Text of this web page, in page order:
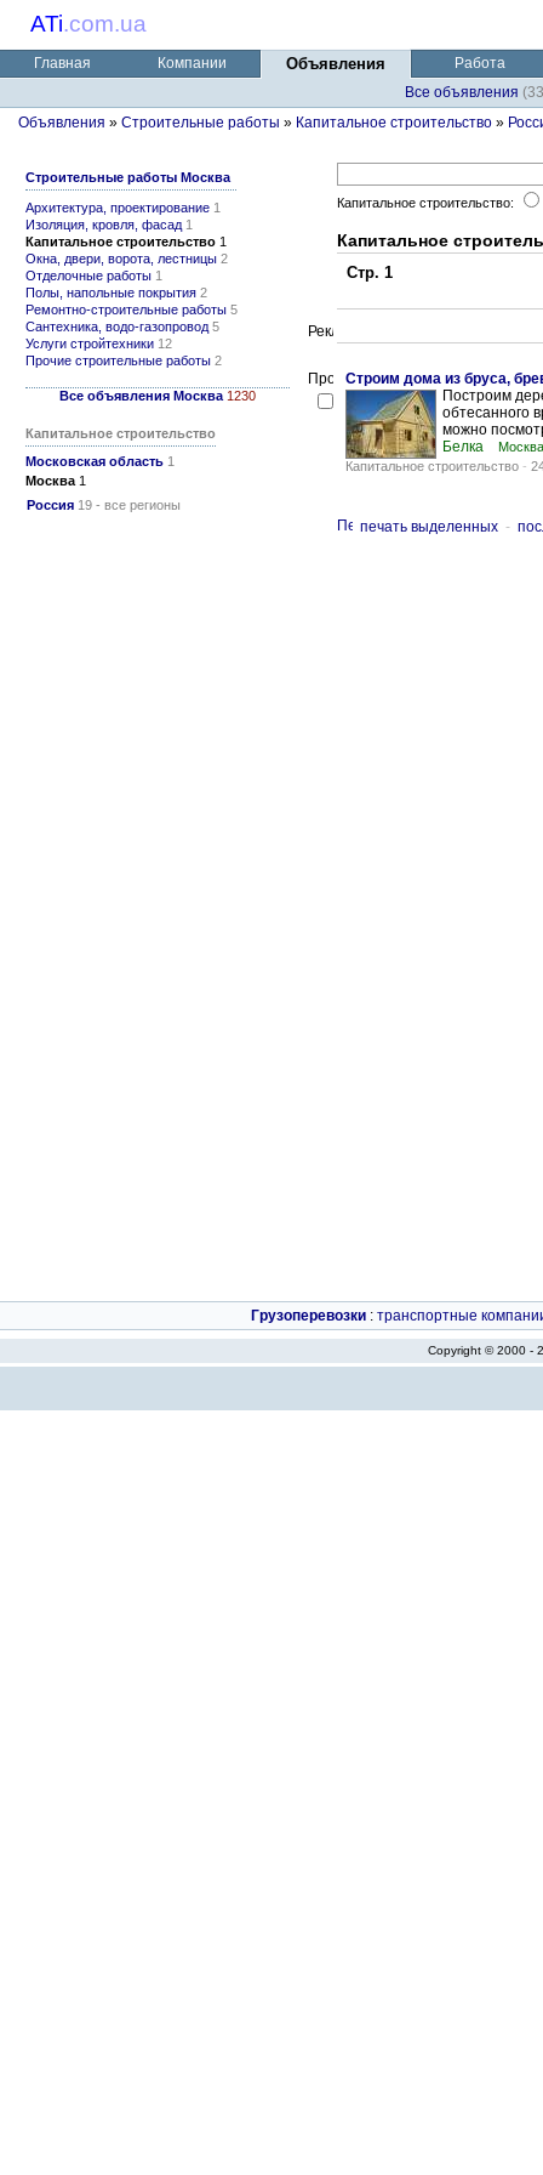
ATi.com.ua
Главная Компании Объявления
Работа
Все объявления
Объявления » Строительные работы » Капитальное строительство »
Строительные работы Москва
Архитектура, проектирование 1
Изоляция, кровля, фасад 1
Капитальное строительство 1
Окна, двери, ворота, лестницы 2
Отделочные работы 1
Полы, напольные покрытия 2
Ремонтно-строительные работы 5
Сантехника, водо-газопровод 5
Услуги стройтехники 12
Прочие строительные работы 2
Все объявления Москва 1230
Капитальное строительство
Московская область 1
Москва 1
Россия 19 - все регионы
Капитальное строительство:
Капитальное
Стр. 1
Строим дома из бруса,
Построим
обтесанного
можно
Белка
Москва
Капитальное строительство -
печать выделенных -
Грузоперевозки : транспортные
Copyright © 2000 -